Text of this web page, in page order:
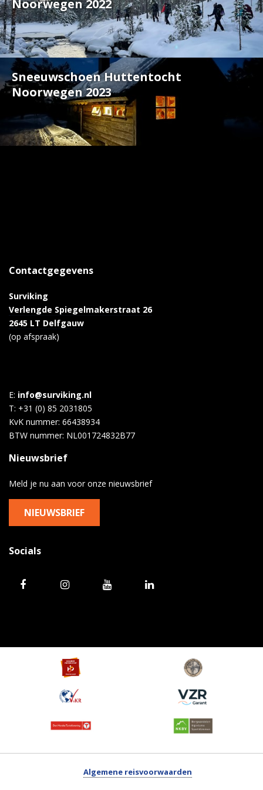
Noorwegen 2022
Sneeuwschoen Huttentocht
Noorwegen 2023
Contactgegevens
Surviking
Verlengde Spiegelmakerstraat 26
2645 LT Delfgauw
(op afspraak)
E: info@surviking.nl
T: +31 (0) 85 2031805
KvK nummer: 66438934
BTW nummer: NL001724832B77
Nieuwsbrief
Meld je nu aan voor onze nieuwsbrief
NIEUWSBRIEF
Socials
Algemene reisvoorwaarden